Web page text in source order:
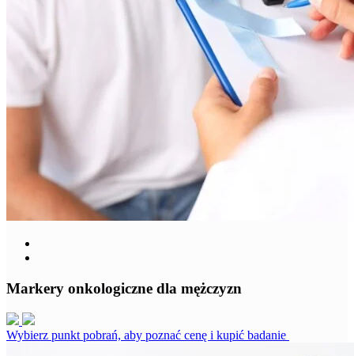
Markery onkologiczne dla mężczyzn
Wybierz punkt pobrań, aby poznać cenę i kupić badanie